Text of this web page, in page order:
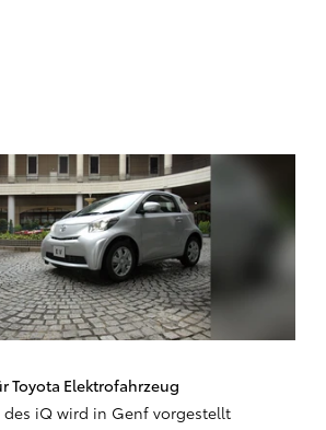
Toyota Elektrofahrzeug
des iQ wird in Genf vorgestellt